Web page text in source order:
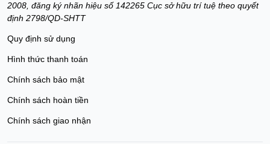
2008, đăng ký nhãn hiệu số 142265 Cục sở hữu trí tuệ theo quyết
định 2798/QD-SHTT
Quy định sử dụng
Hình thức thanh toán
Chính sách bảo mật
Chính sách hoàn tiền
Chính sách giao nhận